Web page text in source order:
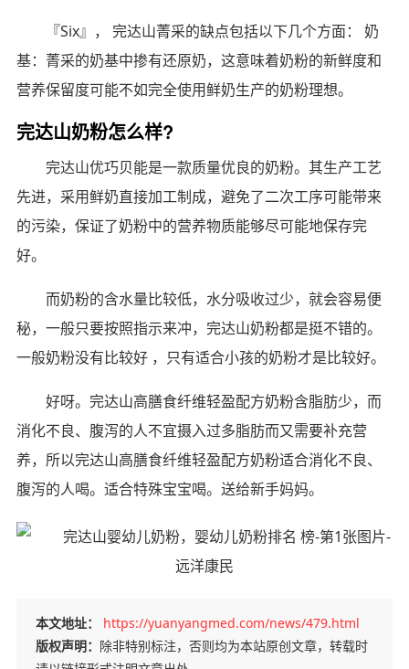
『Six』， 完达山菁采的缺点包括以下几个方面： 奶
基：菁采的奶基中掺有还原奶，这意味着奶粉的新鲜度和
营养保留度可能不如完全使用鲜奶生产的奶粉理想。
完达山奶粉怎么样?
完达山优巧贝能是一款质量优良的奶粉。其生产工艺
先进，采用鲜奶直接加工制成，避免了二次工序可能带来
的污染，保证了奶粉中的营养物质能够尽可能地保存完
好。
而奶粉的含水量比较低，水分吸收过少，就会容易便
秘，一般只要按照指示来冲，完达山奶粉都是挺不错的。
一般奶粉没有比较好 ，只有适合小孩的奶粉才是比较好。
好呀。完达山高膳食纤维轻盈配方奶粉含脂肪少，而
消化不良、腹泻的人不宜摄入过多脂肪而又需要补充营
养，所以完达山高膳食纤维轻盈配方奶粉适合消化不良、
腹泻的人喝。适合特殊宝宝喝。送给新手妈妈。
本文地址：
https://yuanyangmed.com/news/479.html
版权声明： 除非特别标注，否则均为本站原创文章，转载时